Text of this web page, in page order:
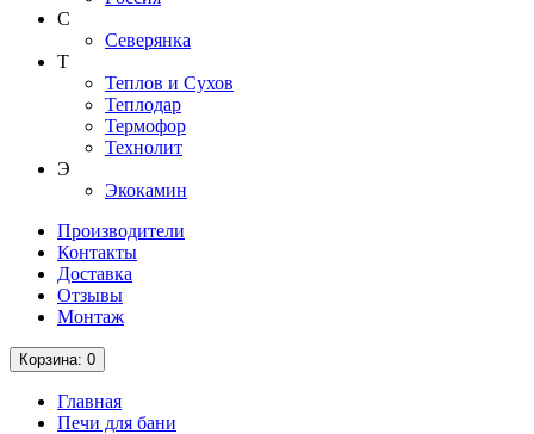
С
Северянка
Т
Теплов и Сухов
Теплодар
Термофор
Технолит
Э
Экокамин
Производители
Контакты
Доставка
Отзывы
Монтаж
Корзина: 0
Главная
Печи для бани